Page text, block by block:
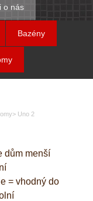
o nás
Bazény
> Uno 2
dům menší
= vhodný do